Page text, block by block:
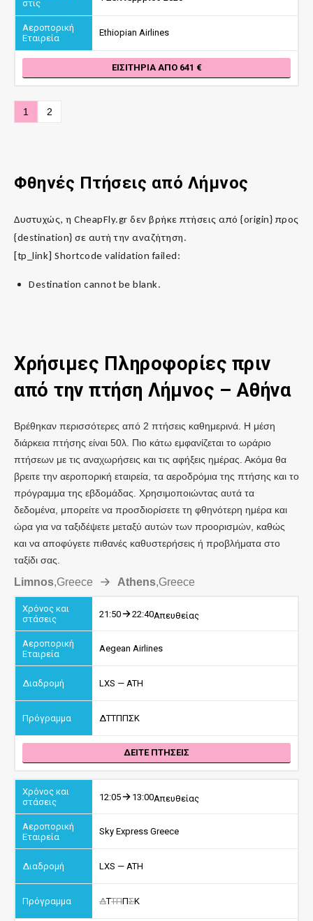
Ethiopian Airlines
ΕΙΣΙΤΉΡΙΑ ΑΠΌ 641
1 2
Φθηνές Πτήσεις από Λήμνος
Δυστυχώς, η CheapFly.gr δεν βρήκε πτήσεις από {origin} προς
{destination} σε αυτή την αναζήτηση.
[tp_link] Shortcode validation failed:
Destination cannot be blank.
Χρήσιμες Πληροφορίες πριν
από την πτήση Λήμνος – Αθήνα
Βρέθηκαν περισσότερες από 2 πτήσεις καθημερινά. Η μέση
διάρκεια πτήσης είναι 50λ. Πιο κάτω εμφανίζεται το ωράριο
πτήσεων με τις αναχωρήσεις και τις αφήξεις ημέρας. Ακόμα θα
βρειτε την αεροπορική εταιρεία, τα αεροδρόμια της πτήσης και το
πρόγραμμα της εβδομάδας. Χρησιμοποιώντας αυτά τα
δεδομένα, μπορείτε να προσδιορίσετε τη φθηνότερη ημέρα και
ώρα για να ταξιδέψετε μεταξύ αυτών των προορισμών, καθώς
και να αποφύγετε πιθανές καθυστερήσεις ή προβλήματα στο
ταξίδι σας.
Limnos,Greece Athens,Greece
21:50 22:40Απευθείας
Aegean Airlines
LXS — ATH
ΔΤΤΠΠΣΚ
ΔΕΙΤΕ ΠΤΗΣΕΙΣ
12:05 13:00Απευθείας
Sky Express Greece
LXS — ATH
ΔΤΤΠΠΣΚ